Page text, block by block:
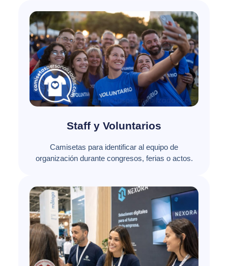
Staff y Voluntarios
Camisetas para identificar al equipo de
organización durante congresos, ferias o actos.